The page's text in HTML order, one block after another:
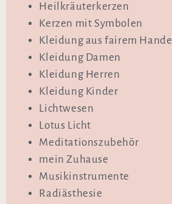
Heilkräuterkerzen
Kerzen mit Symbolen
Kleidung aus fairem Handel
Kleidung Damen
Kleidung Herren
Kleidung Kinder
Lichtwesen
Lotus Licht
Meditationszubehör
mein Zuhause
Musikinstrumente
Radiästhesie